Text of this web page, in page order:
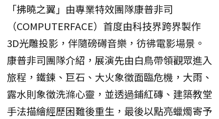
「拂曉之翼」由專業特效團隊康普非司
（COMPUTERFACE）首度由科技界跨界製作
3D光雕投影，伴隨磅礡音樂，彷彿電影場景。
康普非司團隊介紹，展演先由白鳥帶領觀眾進入
旅程，鐵鍊、巨石、大火象徵面臨危機，大雨、
露水則象徵洗滌心靈，並透過鋪紅磚、建築教堂
手法描繪經歷困難後重生，最後以點亮蠟燭寄予